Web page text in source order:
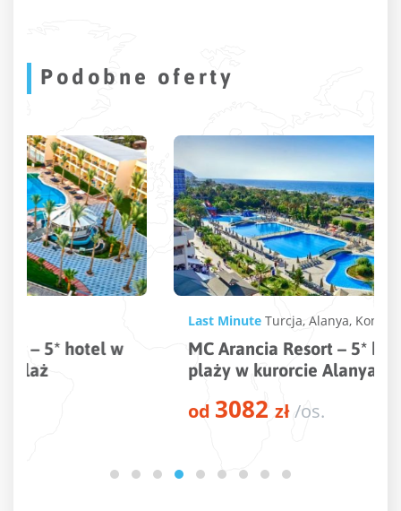
Podobne oferty
Alanya,Konakli
MC Arancia Resort – 5* hotel tuż przy
plaży w kurorcie Alanya